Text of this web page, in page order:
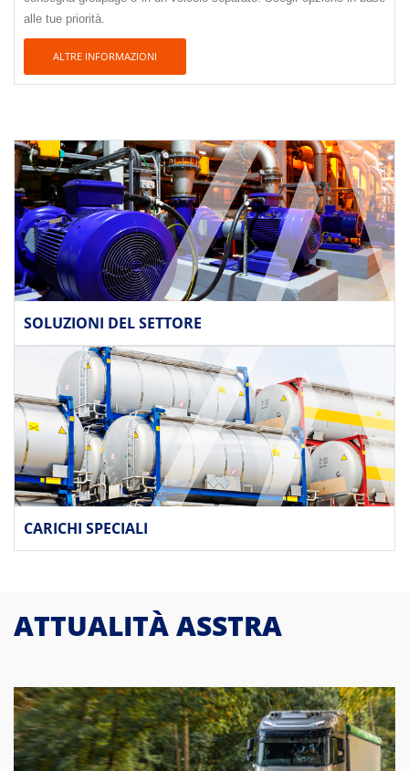
alle tue priorità.
ALTRE INFORMAZIONI
SOLUZIONI DEL SETTORE
CARICHI SPECIALI
ATTUALITÀ ASSTRA